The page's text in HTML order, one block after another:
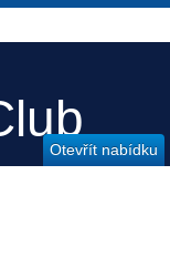
Otevřít nabídku